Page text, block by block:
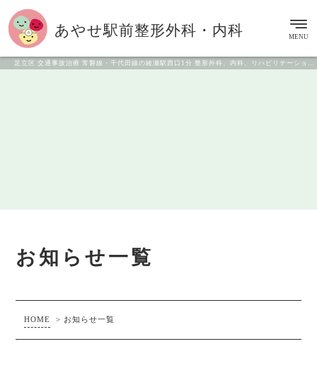
足立区 交通事故治療 常磐線・千代田線の綾瀬駅西口1分 整形外科、内科、リハビリテーション科
あやせ駅前整形外科・内科 MENU
お知らせ一覧
HOME > お知らせ一覧